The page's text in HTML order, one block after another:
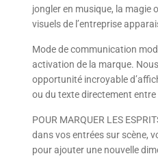
jongler en musique, la magie
visuels de l’entreprise
Mode de communication
activation de la marque.
opportunité incroyable
ou du texte directement
POUR MARQUER LES
dans vos entrées sur scène,
pour ajouter une nouvelle